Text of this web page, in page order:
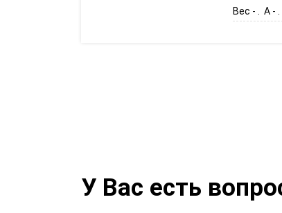
Вес - . A -
У Вас есть